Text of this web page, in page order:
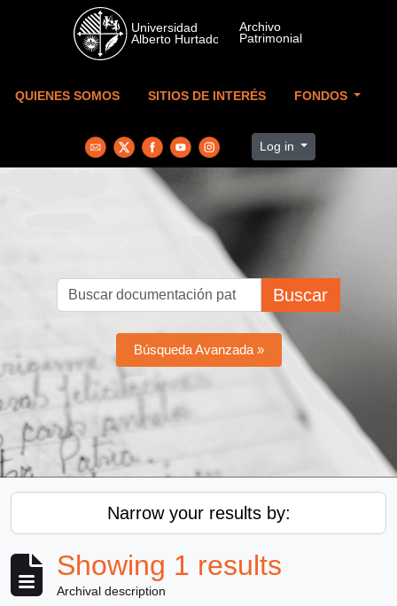
Skip to main content
QUIENES SOMOS SITIOS DE INTERÉS FONDOS
Log in
Buscar
Búsqueda Avanzada »
Narrow your results by:
Showing 1 results
Archival description